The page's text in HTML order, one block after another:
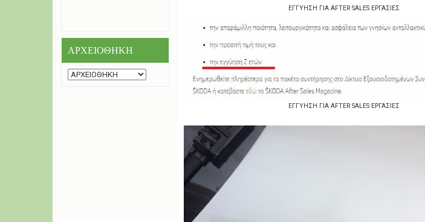
ΕΓΓΥΗΣΗ ΓΙΑ AFTER SALES ΕΡΓΑΣΙΕΣ
ΕΓΓΥΗΣΗ ΓΙΑ AFTER SALES ΕΡΓΑΣΙΕΣ
ΑΡΧΕΙΟΘΗΚΗ